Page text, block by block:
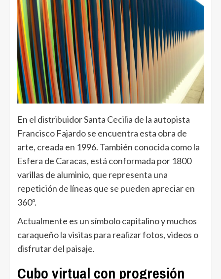
En el distribuidor Santa Cecilia de la autopista
Francisco Fajardo se encuentra esta obra de
arte, creada en 1996. También conocida como la
Esfera de Caracas, está conformada por 1800
varillas de aluminio, que representa una
repetición de líneas que se pueden apreciar en
360º.
Actualmente es un símbolo capitalino y muchos
caraqueño la visitas para realizar fotos, videos o
disfrutar del paisaje.
Cubo virtual con progresión